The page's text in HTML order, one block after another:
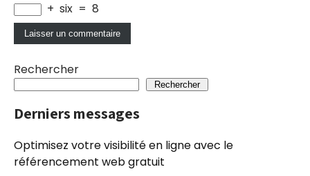
+ six = 8
Rechercher
Rechercher
Derniers messages
Optimisez votre visibilité en ligne avec le
référencement web gratuit